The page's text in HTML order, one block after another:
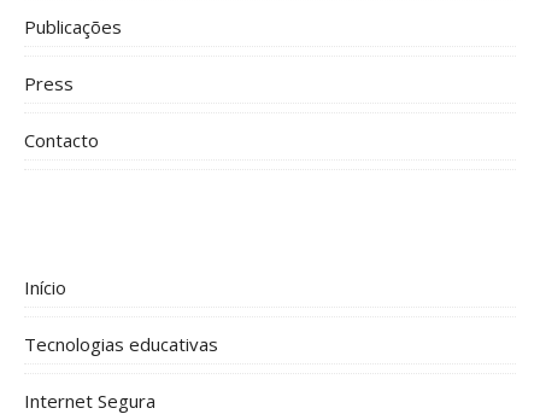
Publicações
Press
Contacto
Início
Tecnologias educativas
Internet Segura